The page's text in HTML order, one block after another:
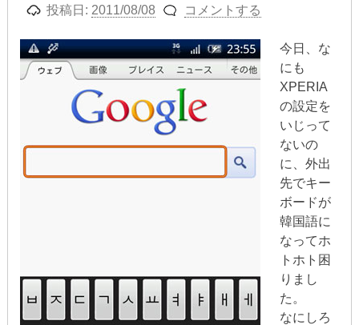
投稿日: 2011/08/08 コメントする
今日、な
にも
XPERIA
の設定を
いじって
ないの
に、外出
先でキー
ボードが
韓国語に
なってホ
トホト困
りまし
た。
なにしろ